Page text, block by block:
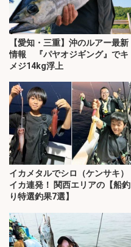
【愛知・三重】沖のルアー最新
情報 『パヤオジギング』でキ
メジ14kg浮上
イカメタルでシロ（ケンサキ）
イカ連発！ 関西エリアの【船釣
り特選釣果7選】